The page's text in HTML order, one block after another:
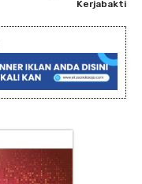
Kerjabakti